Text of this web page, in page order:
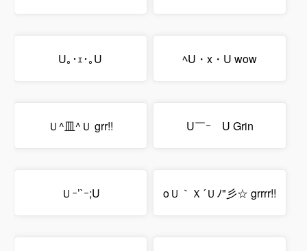
U｡･ｪ･｡U ﾍU・x・U wow
Ｕ^皿^Ｕ grr!! U￣ｰ￣U Grin
Ｕｰ’`ｰ;U oＵ｀Ｘ´Ｕﾉ"彡☆ grrrr!!